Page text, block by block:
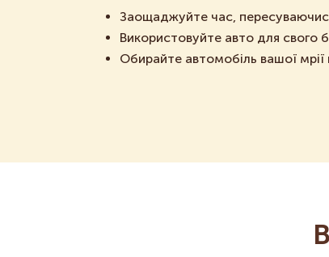
Заощаджуйте час,
Використовуйте авто для свого
Обирайте автомобіль вашої мрії